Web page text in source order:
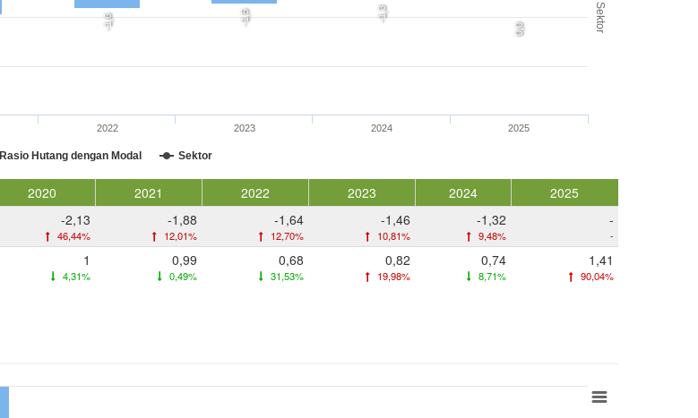
Sektor
-1,6 -1,5 -1,3
0,0
Rasio Hutang dengan Modal Sektor
2022 2023 2024 2025
2020 2021 2022 2023 2024
2025
-2,13
46,44%
-1,88
12,01%
-1,64
12,70%
-1,46
10,81%
-1,32
9,48%
-
-
1
4,31%
0,99
0,49%
0,68
31,53%
0,82
19,98%
0,74
8,71%
1,41
90,04%